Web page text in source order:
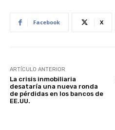
Facebook X
ARTÍCULO ANTERIOR
La crisis inmobiliaria
desataría una nueva ronda
de pérdidas en los bancos de
EE.UU.